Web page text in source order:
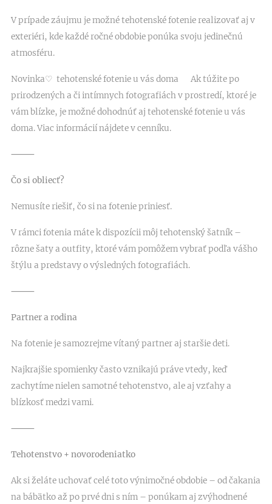
V prípade záujmu je možné tehotenské fotenie realizovať aj v
exteriéri, kde každé ročné obdobie ponúka svoju jedinečnú
atmosféru.
Novinka♡ tehotenské fotenie u vás doma 🤍Ak túžite po
prirodzených a či intímnych fotografiách v prostredí, ktoré je
vám blízke, je možné dohodnúť aj tehotenské fotenie u vás
doma. Viac informácií nájdete v cenníku.
⸻
Čo si obliecť?
Nemusíte riešiť, čo si na fotenie priniesť.
V rámci fotenia máte k dispozícii môj tehotenský šatník –
rôzne šaty a outfity, ktoré vám pomôžem vybrať podľa vášho
štýlu a predstavy o výsledných fotografiách.
⸻
Partner a rodina
Na fotenie je samozrejme vítaný partner aj staršie deti.
Najkrajšie spomienky často vznikajú práve vtedy, keď
zachytíme nielen samotné tehotenstvo, ale aj vzťahy a
blízkosť medzi vami.
⸻
Tehotenstvo + novorodeniatko
Ak si želáte uchovať celé toto výnimočné obdobie – od čakania
na bábätko až po prvé dni s ním – ponúkam aj zvýhodnené